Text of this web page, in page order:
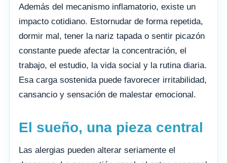
Además del mecanismo inflamatorio, existe un
impacto cotidiano. Estornudar de forma repetida,
dormir mal, tener la nariz tapada o sentir picazón
constante puede afectar la concentración, el
trabajo, el estudio, la vida social y la rutina diaria.
Esa carga sostenida puede favorecer irritabilidad,
cansancio y sensación de malestar emocional.
El sueño, una pieza central
Las alergias pueden alterar seriamente el